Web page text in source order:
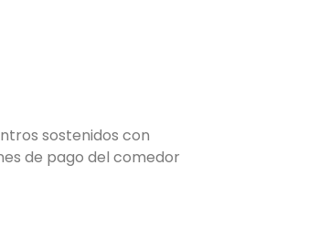
sostenidos con
de pago del comedor